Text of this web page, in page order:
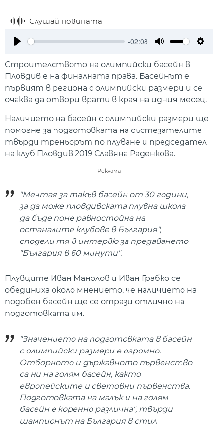
Слушай новината
-02:08
Строителството на олимпийски басейн в
Пловдив е на финалната права. Басейнът е
първият в региона с олимпийски размери и се
очаква да отвори врати в края на идния месец.
Наличието на басейн с олимпийски размери ще
помогне за подготовката на състезателите
твърди треньорът по плуване и председател
на клуб Пловдив 2019 Славяна Раденкова.
Реклама
"Мечтая за такъв басейн от 30 години,
за да може пловдивската плувна школа
да бъде поне равностойна на
останалите клубове в България",
сподели тя в интервю за предаването
"България в 60 минути".
Плувците Иван Манолов и Иван Грабко се
обединиха около мнението, че наличието на
подобен басейн ще се отрази отлично на
подготовката им.
"Значението на подготовката в басейн
с олимпийски размери е огромно.
Отборното и държавното първенство
са ни на голям басейн, както
европейските и световни първенства.
Подготовката на малък и на голям
басейн е коренно различна", твърди
шампионът на България в стил